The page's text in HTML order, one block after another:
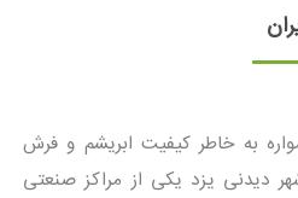
به خاطر کیفیت ابریشم و فرش
دیدنی یزد یکی از مراکز صنعتی